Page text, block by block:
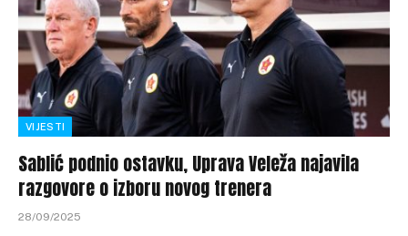
VIJESTI
Sablić podnio ostavku, Uprava Veleža najavila
razgovore o izboru novog trenera
28/09/2025